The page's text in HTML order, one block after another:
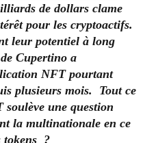
de dollars clame
pour les cryptoactifs.
leur potentiel à long
Cupertino a
NFT pourtant
plusieurs mois. Tout ce
une question
la multinationale en ce
tokens ?